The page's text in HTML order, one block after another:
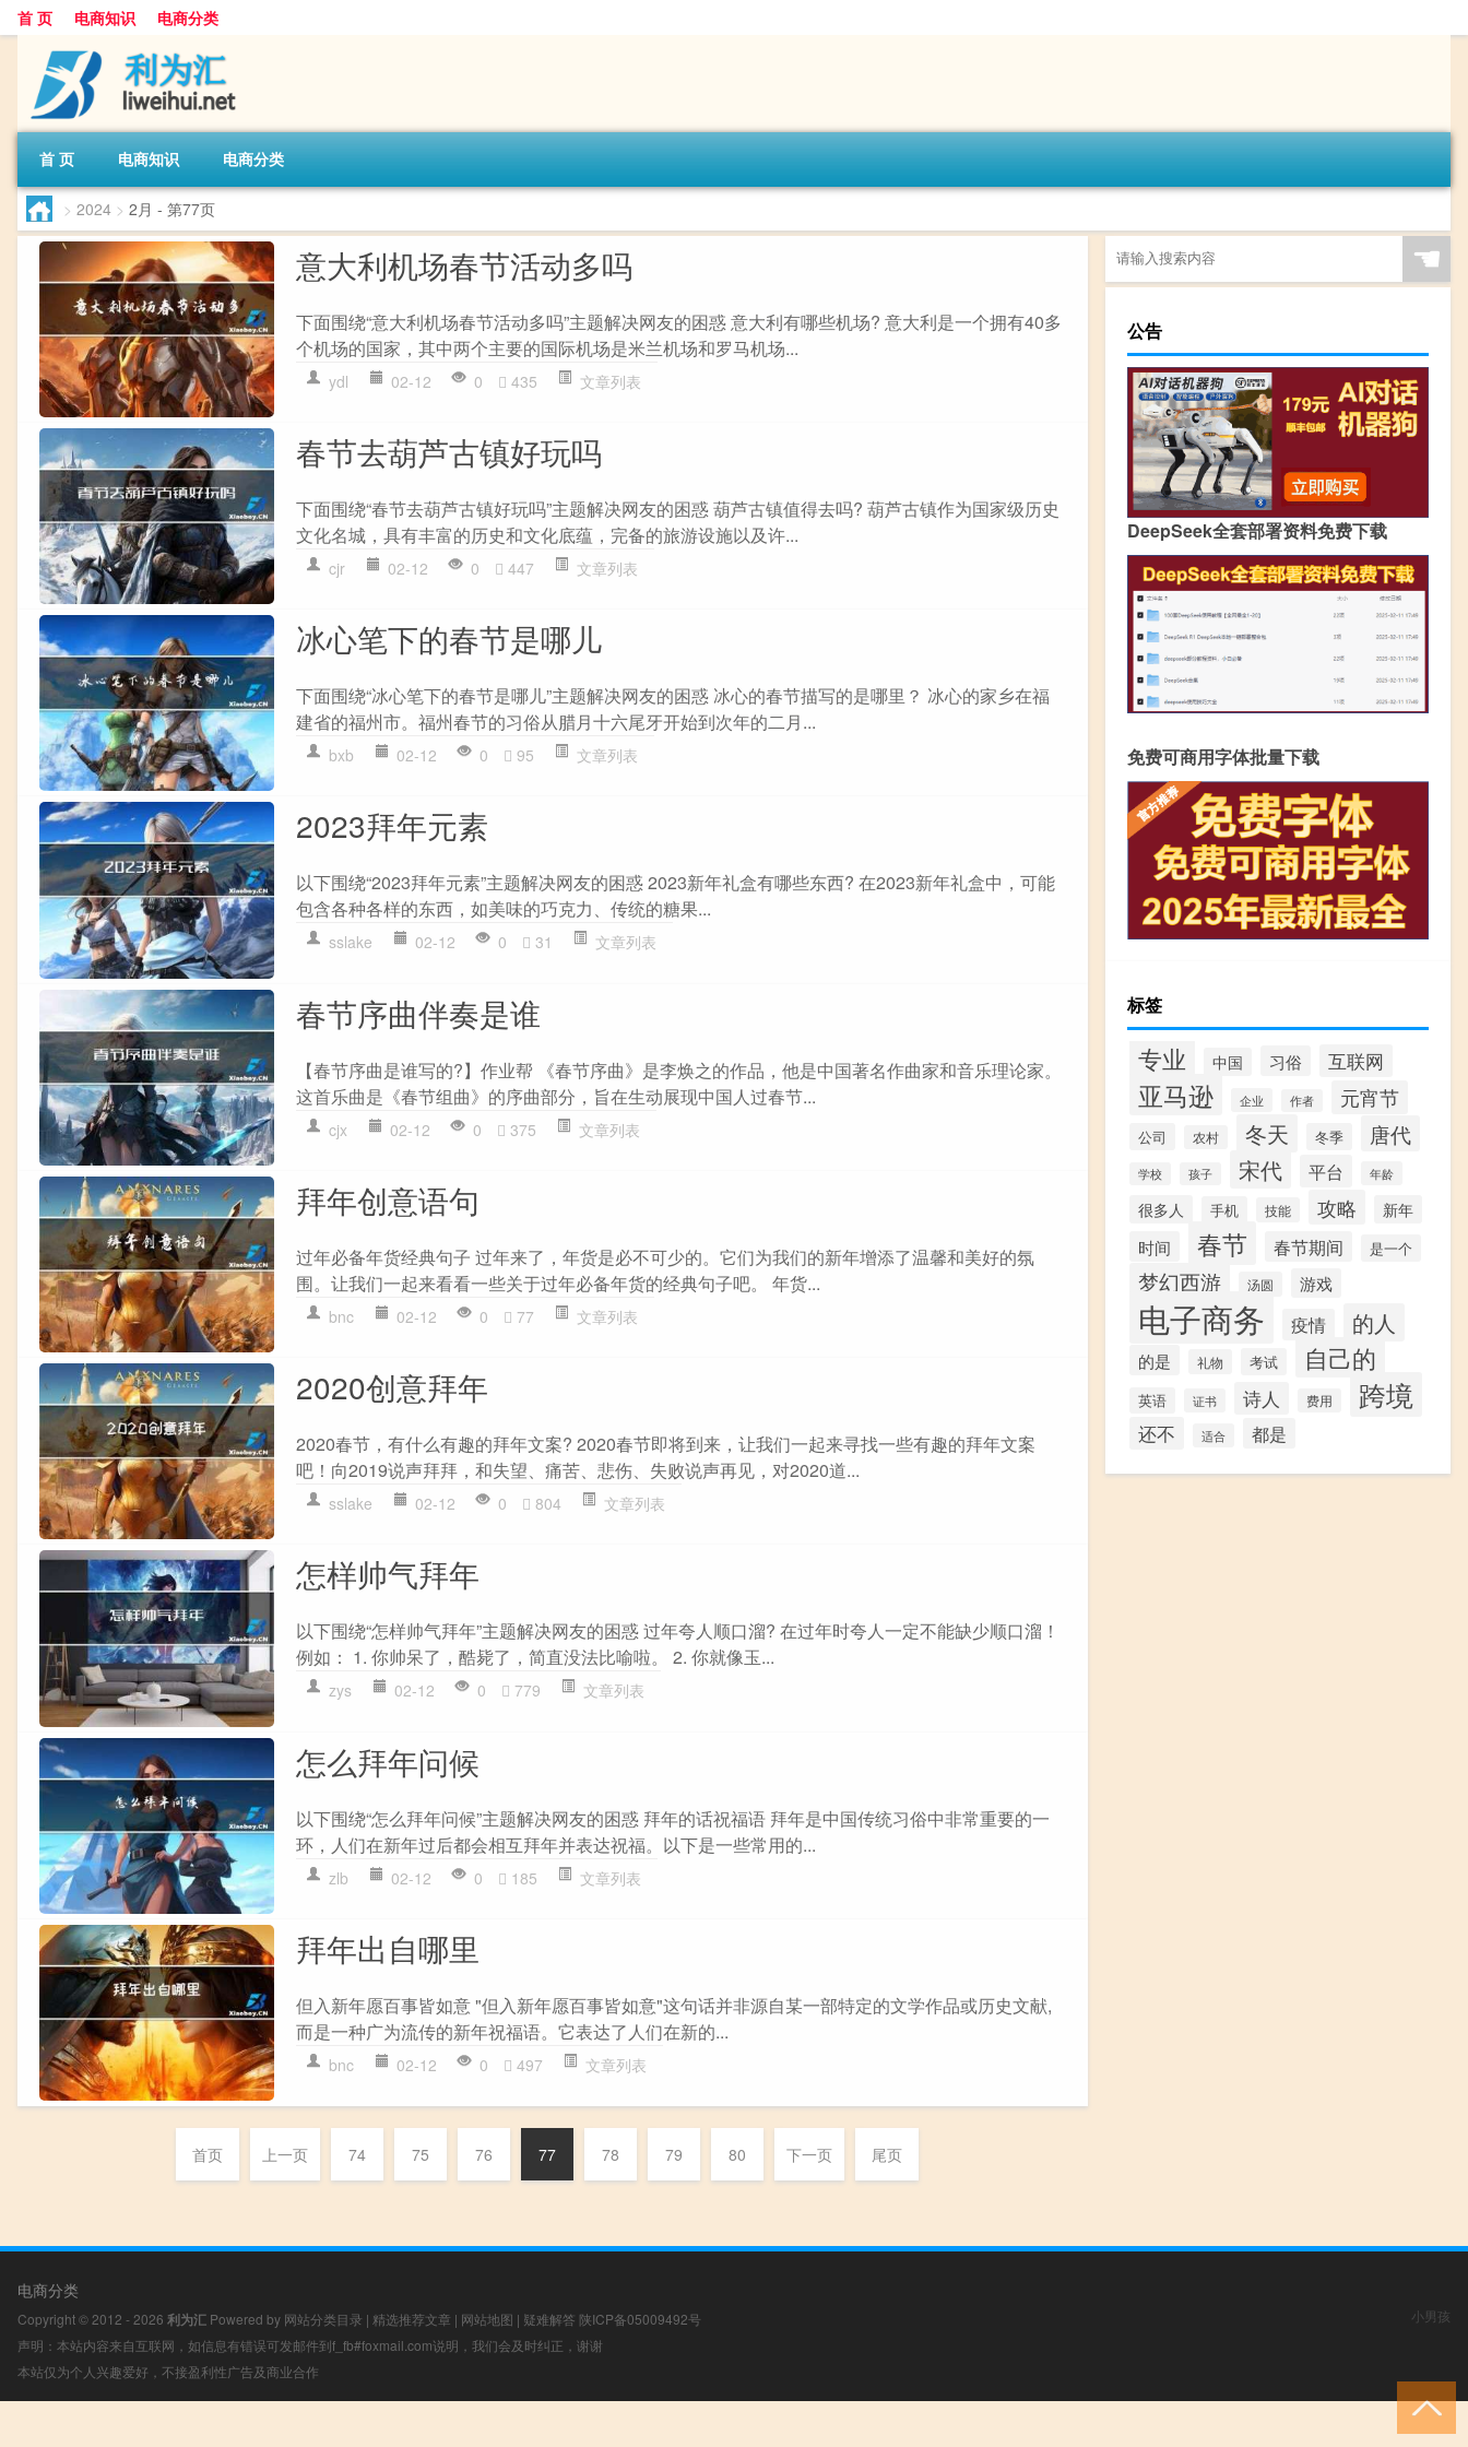
首 页 电商知识 电商分类
首 页 电商知识 电商分类
> 2024 > 2月 - 第77页
意大利机场春节活动多吗
下面围绕“意大利机场春节活动多吗”主题解决网友的困惑 意大利有哪些机场? 意大利是一个拥有40多
个机场的国家，其中两个主要的国际机场是米兰机场和罗马机场...
ydl 02-12 0 435 文章列表
春节去葫芦古镇好玩吗
下面围绕“春节去葫芦古镇好玩吗”主题解决网友的困惑 葫芦古镇值得去吗? 葫芦古镇作为国家级历史
文化名城，具有丰富的历史和文化底蕴，完备的旅游设施以及许...
cjr 02-12 0 447 文章列表
冰心笔下的春节是哪儿
下面围绕“冰心笔下的春节是哪儿”主题解决网友的困惑 冰心的春节描写的是哪里？ 冰心的家乡在福
建省的福州市。福州春节的习俗从腊月十六尾牙开始到次年的二月...
bxb 02-12 0 95 文章列表
2023拜年元素
以下围绕“2023拜年元素”主题解决网友的困惑 2023新年礼盒有哪些东西? 在2023新年礼盒中，可能
包含各种各样的东西，如美味的巧克力、传统的糖果...
sslake 02-12 0 31 文章列表
春节序曲伴奏是谁
【春节序曲是谁写的?】作业帮 《春节序曲》是李焕之的作品，他是中国著名作曲家和音乐理论家。
这首乐曲是《春节组曲》的序曲部分，旨在生动展现中国人过春节...
cjx 02-12 0 375 文章列表
拜年创意语句
过年必备年货经典句子 过年来了，年货是必不可少的。它们为我们的新年增添了温馨和美好的氛
围。让我们一起来看看一些关于过年必备年货的经典句子吧。 年货...
bnc 02-12 0 77 文章列表
2020创意拜年
2020春节，有什么有趣的拜年文案? 2020春节即将到来，让我们一起来寻找一些有趣的拜年文案
吧！向2019说声拜拜，和失望、痛苦、悲伤、失败说声再见，对2020道...
sslake 02-12 0 804 文章列表
怎样帅气拜年
以下围绕“怎样帅气拜年”主题解决网友的困惑 过年夸人顺口溜? 在过年时夸人一定不能缺少顺口溜！
例如： 1. 你帅呆了，酷毙了，简直没法比喻啦。 2. 你就像玉...
zys 02-12 0 779 文章列表
怎么拜年问候
以下围绕“怎么拜年问候”主题解决网友的困惑 拜年的话祝福语 拜年是中国传统习俗中非常重要的一
环，人们在新年过后都会相互拜年并表达祝福。以下是一些常用的...
zlb 02-12 0 185 文章列表
拜年出自哪里
但入新年愿百事皆如意 "但入新年愿百事皆如意"这句话并非源自某一部特定的文学作品或历史文献,
而是一种广为流传的新年祝福语。它表达了人们在新的...
bnc 02-12 0 497 文章列表
首页 上一页 74 75 76 77 78 79 80 下一页 尾页
☚
公告
DeepSeek全套部署资料免费下载
免费可商用字体批量下载
标签
专业 中国 习俗 互联网
亚马逊 企业 作者 元宵节
公司 农村 冬天 冬季 唐代
学校 孩子 宋代 平台 年龄
很多人 手机 技能 攻略 新年
时间 春节 春节期间 是一个
梦幻西游 汤圆 游戏
电子商务 疫情 的人
的是 礼物 考试 自己的
英语 证书 诗人 费用 跨境
还不 适合 都是
电商分类
Copyright © 2012 - 2026 利为汇 Powered by 网站分类目录 | 精选推荐文章 | 网站地图 | 疑难解答 陕ICP备05009492号
声明：本站内容来自互联网，如信息有错误可发邮件到f_fb#foxmail.com说明，我们会及时纠正，谢谢
本站仅为个人兴趣爱好，不接盈利性广告及商业合作
小男孩